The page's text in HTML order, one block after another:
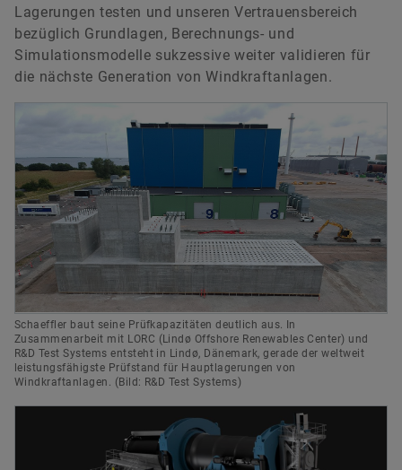
Lagerungen testen und unseren Vertrauensbereich
bezüglich Grundlagen, Berechnungs- und
Simulationsmodelle sukzessive weiter validieren für
die nächste Generation von Windkraftanlagen.
Schaeffler baut seine Prüfkapazitäten deutlich aus. In
Zusammenarbeit mit LORC (Lindø Offshore Renewables Center) und
R&D Test Systems entsteht in Lindø, Dänemark, gerade der weltweit
leistungsfähigste Prüfstand für Hauptlagerungen von
Windkraftanlagen. (Bild: R&D Test Systems)